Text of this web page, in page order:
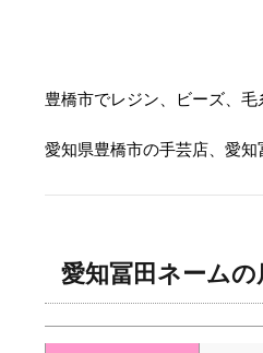
豊橋市でレジン、ビーズ、毛
愛知県豊橋市の手芸店、愛知
愛知冨田ネームの